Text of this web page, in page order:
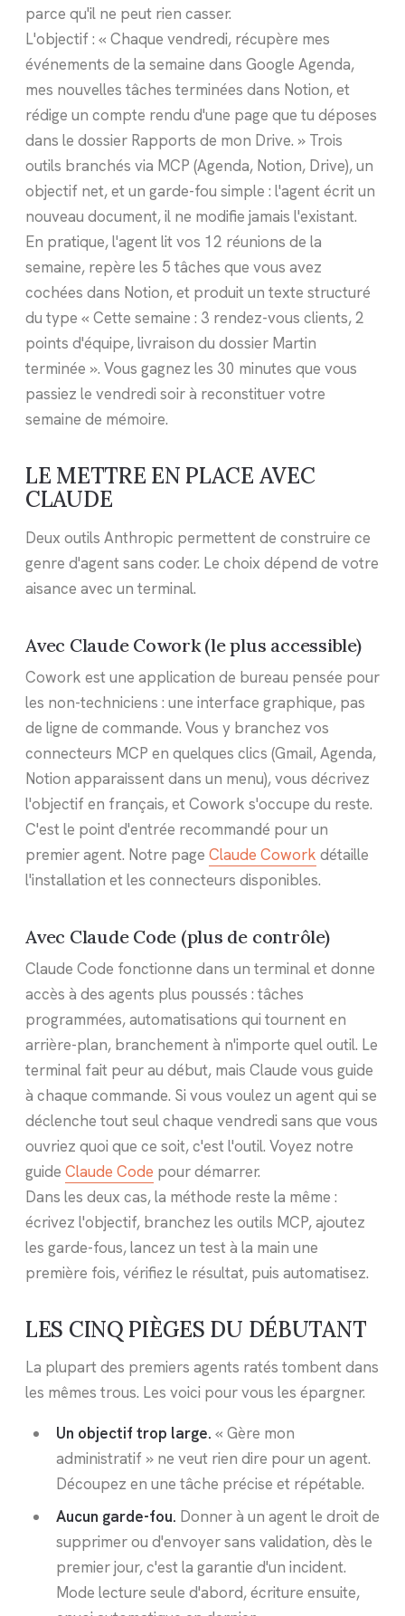
parce qu'il ne peut rien casser.
L'objectif : « Chaque vendredi, récupère mes
événements de la semaine dans Google Agenda,
mes nouvelles tâches terminées dans Notion, et
rédige un compte rendu d'une page que tu déposes
dans le dossier Rapports de mon Drive. » Trois
outils branchés via MCP (Agenda, Notion, Drive), un
objectif net, et un garde-fou simple : l'agent écrit un
nouveau document, il ne modifie jamais l'existant.
En pratique, l'agent lit vos 12 réunions de la
semaine, repère les 5 tâches que vous avez
cochées dans Notion, et produit un texte structuré
du type « Cette semaine : 3 rendez-vous clients, 2
points d'équipe, livraison du dossier Martin
terminée ». Vous gagnez les 30 minutes que vous
passiez le vendredi soir à reconstituer votre
semaine de mémoire.
LE METTRE EN PLACE AVEC
CLAUDE
Deux outils Anthropic permettent de construire ce
genre d'agent sans coder. Le choix dépend de votre
aisance avec un terminal.
Avec Claude Cowork (le plus accessible)
Cowork est une application de bureau pensée pour
les non-techniciens : une interface graphique, pas
de ligne de commande. Vous y branchez vos
connecteurs MCP en quelques clics (Gmail, Agenda,
Notion apparaissent dans un menu), vous décrivez
l'objectif en français, et Cowork s'occupe du reste.
C'est le point d'entrée recommandé pour un
premier agent. Notre page Claude Cowork détaille
l'installation et les connecteurs disponibles.
Avec Claude Code (plus de contrôle)
Claude Code fonctionne dans un terminal et donne
accès à des agents plus poussés : tâches
programmées, automatisations qui tournent en
arrière-plan, branchement à n'importe quel outil. Le
terminal fait peur au début, mais Claude vous guide
à chaque commande. Si vous voulez un agent qui se
déclenche tout seul chaque vendredi sans que vous
ouvriez quoi que ce soit, c'est l'outil. Voyez notre
guide Claude Code pour démarrer.
Dans les deux cas, la méthode reste la même :
écrivez l'objectif, branchez les outils MCP, ajoutez
les garde-fous, lancez un test à la main une
première fois, vérifiez le résultat, puis automatisez.
LES CINQ PIÈGES DU DÉBUTANT
La plupart des premiers agents ratés tombent dans
les mêmes trous. Les voici pour vous les épargner.
Un objectif trop large. « Gère mon
administratif » ne veut rien dire pour un agent.
Découpez en une tâche précise et répétable.
Aucun garde-fou. Donner à un agent le droit de
supprimer ou d'envoyer sans validation, dès le
premier jour, c'est la garantie d'un incident.
Mode lecture seule d'abord, écriture ensuite,